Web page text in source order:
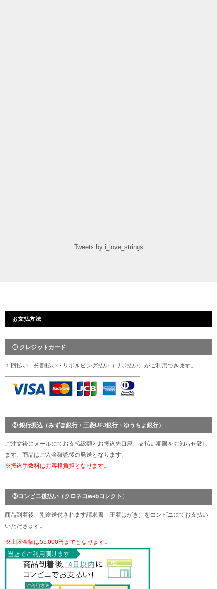
Tweets by i_love_strings
お支払方法
① クレジットカード
１回払い・分割払い・リボルビング払い（リボ払い）がご利用できます。
② 銀行振込（みずほ銀行・三菱UFJ銀行・ゆうちょ銀行）
ご注文後にメールにてお支払総額とお振込先口座、支払い期限をお知らせ致し
ます。商品はご入金確認後の発送となります。
※振込手数料はお客様負担となります。
③コンビニ後払い（クロネコwebコレクト）
商品到着後、別途送付されます請求書（圧着はがき）をコンビニにてお支払い
いただきます。
※上限金額は55,000円までとなります。